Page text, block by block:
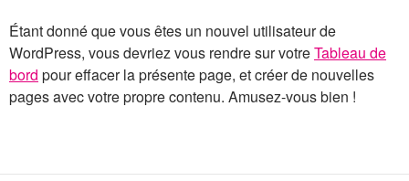
Étant donné que vous êtes un nouvel utilisateur de
WordPress, vous devriez vous rendre sur votreTableau de
bord pour effacer la présente page, et créer de nouvelles
pages avec votre propre contenu. Amusez-vous bien !